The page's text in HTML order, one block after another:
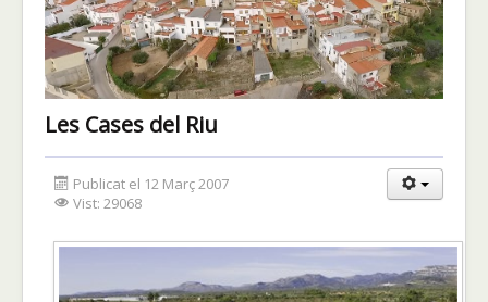
Les Cases del Riu
Publicat el 12 Març 2007
Vist: 29068